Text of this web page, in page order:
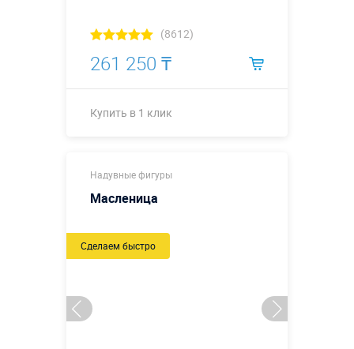
(8612)
261 250 ₸
Купить в 1 клик
Надувные фигуры
Масленица
Сделаем быстро